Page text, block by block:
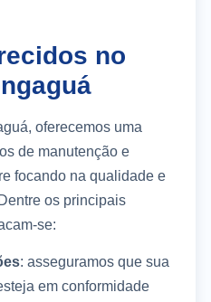
no
oferecemos uma
de manutenção e
focando na qualidade e
os principais
se:
: asseguramos que sua
em conformidade